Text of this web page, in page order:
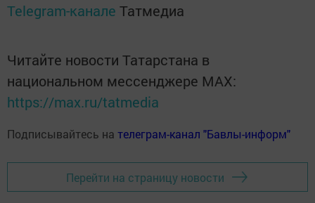
Telegram-канале Татмедиа
Читайте новости Татарстана в
национальном мессенджере MАХ:
https://max.ru/tatmedia
Подписывайтесь на телеграм-канал "Бавлы-информ"
Перейти на страницу новости